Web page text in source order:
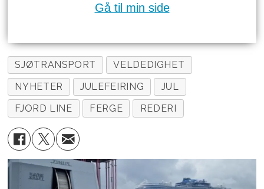
Gå til min side
SJØTRANSPORT
VELDEDIGHET
NYHETER
JULEFEIRING
JUL
FJORD LINE
FERGE REDERI